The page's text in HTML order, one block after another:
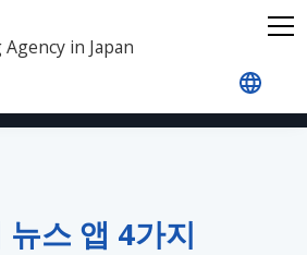
일본 최고
스 앱 4가지